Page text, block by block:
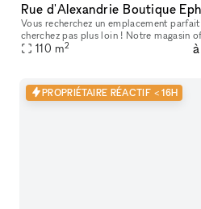
Rue d'Alexandrie Boutique
Vous recherchez un emplacement
cherchez pas plus loin ! Notre magasin
étages, spécialement conçu pour
110 m2
PROPRIÉTAIRE RÉACTIF < 16H